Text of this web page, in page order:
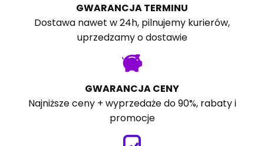
GWARANCJA TERMINU
Dostawa nawet w 24h, pilnujemy kurierów,
uprzedzamy o dostawie
GWARANCJA CENY
Najniższe ceny + wyprzedaże do 90%, rabaty i
promocje